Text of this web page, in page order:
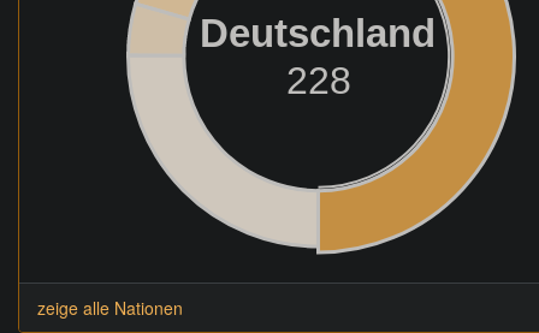
Deutschland
228
zeige alle Nationen